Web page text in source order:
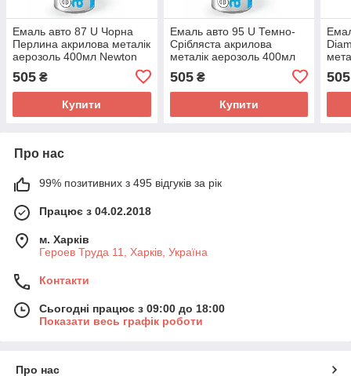
Емаль авто 87 U Чорна
Перлина акрилова металік
аерозоль 400мл Newton
505 ₴
Купити
Емаль авто 95 U Темно-
Срібляста акрилова
металік аерозоль 400мл
505₴
Купити
505
Про нас
99% позитивних з 495 відгуків за рік
Працює з 04.02.2018
м. Харків
Героев Труда 11, Харків, Україна
Контакти
Сьогодні працює з 09:00 до 18:00
Показати весь графік роботи
Про нас